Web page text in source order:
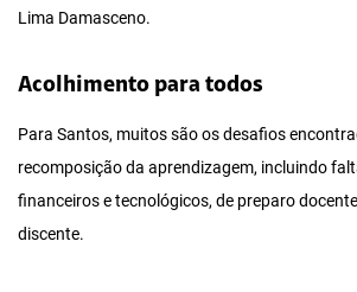
Lima Damasceno.
Acolhimento para todos
Para Santos, muitos são os desafios
recomposição da aprendizagem, incluindo
financeiros e tecnológicos, de preparo
discente.